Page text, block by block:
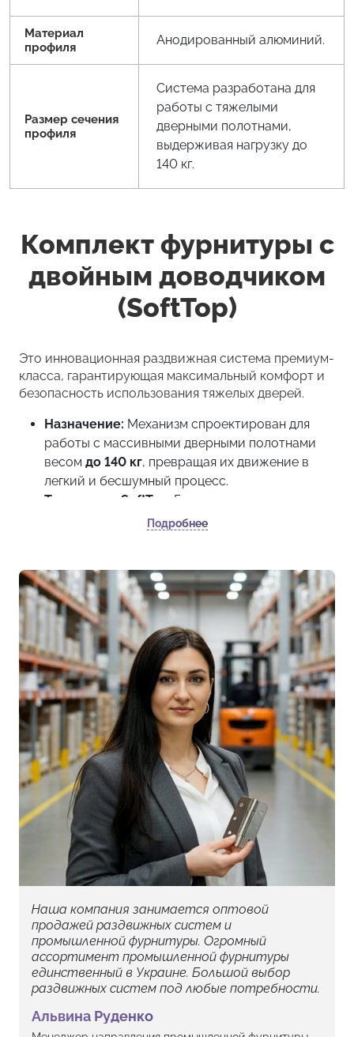
Материал
профиля
Анодированный алюминий.
Размер сечения
профиля
Система разработана для
работы с тяжелыми
дверными полотнами,
выдерживая нагрузку до
140 кг.
Комплект фурнитуры с
двойным доводчиком
(SoftTop)
Это инновационная раздвижная система премиум-
класса, гарантирующая максимальный комфорт и
безопасность использования тяжелых дверей.
Назначение: Механизм спроектирован для
работы с массивными дверными полотнами
весом до 140 кг, превращая их движение в
легкий и бесшумный процесс.
Технология SoftTop:
Главным преимуществом
комплекта является система двойного
доводя ее до конечной точки без единого
удара.
Ходовая часть:Каретки оснащены
прецизионными шариковыми подшипниками,
обеспечивающими идеальную плавность
скольжения.
Безопасность:
Отсутствие резких ударов о
стоевые профили не только защищает
конструкцию от износа, но и предотвращает
случайное травмирование пальцев.
Верхняя
направляющая (рельс)
Star XL
для надежного монтажа тяжелых систем.
Параметры:
Длина: 2 метра.
Покрытие/Цвет:Анодированный
Геометрия:Профиль имеет форму
Подробнее
Наша компания занимается оптовой
продажей раздвижных систем и
промышленной фурнитуры. Огромный
ассортимент промышленной фурнитуры
единственный в Украине. Большой выбор
раздвижных систем под любые потребности.
Альвина Руденко